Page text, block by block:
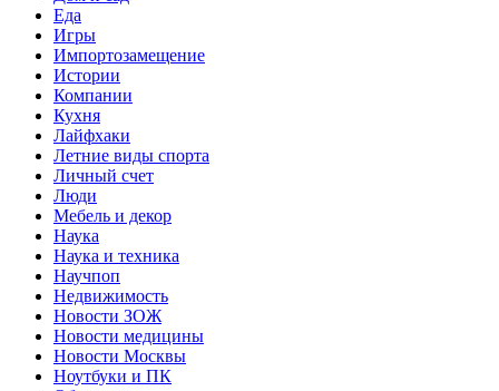
Еда
Игры
Импортозамещение
Истории
Компании
Кухня
Лайфхаки
Летние виды спорта
Личный счет
Люди
Мебель и декор
Наука
Наука и техника
Научпоп
Недвижимость
Новости ЗОЖ
Новости медицины
Новости Москвы
Ноутбуки и ПК